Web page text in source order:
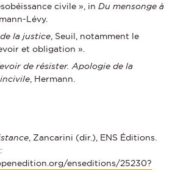
civile », in Du mensonge à
Lévy.
la justice , Seuil, notamment le
et obligation ».
de résister. Apologie de la
, Hermann.
, Zancarini (dir.), ENS Éditions.
enseditions/25230?